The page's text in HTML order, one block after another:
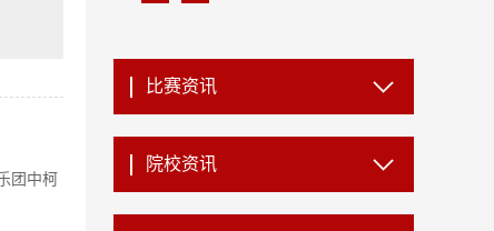
团中柯
比赛资讯
院校资讯